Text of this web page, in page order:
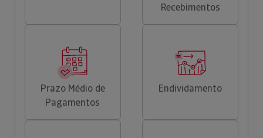
Recebimentos
Prazo Médio de
Pagamentos
Endividamento